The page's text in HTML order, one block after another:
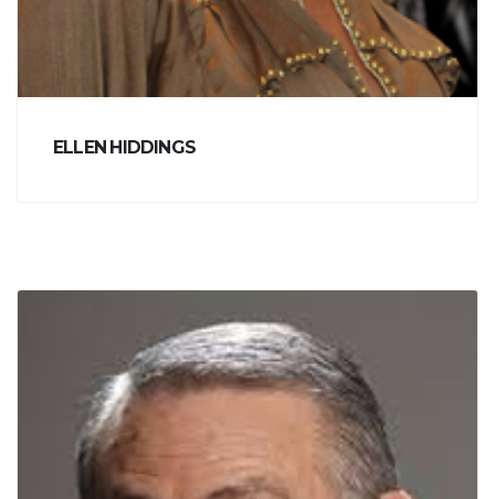
ELLEN HIDDINGS